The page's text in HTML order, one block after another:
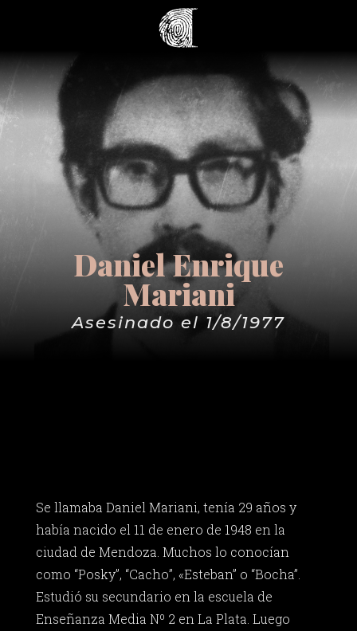
Daniel Enrique
Mariani
Asesinado el 1/8/1977
Se llamaba Daniel Mariani, tenía 29 años y
había nacido el 11 de enero de 1948 en la
ciudad de Mendoza. Muchos lo conocían
como “Posky”, “Cacho”, «Esteban” o “Bocha”.
Estudió su secundario en la escuela de
Enseñanza Media Nº 2 en La Plata. Luego